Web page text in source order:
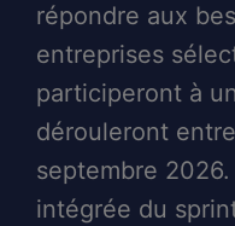
répondre aux
entreprises
participeront à
dérouleront
septembre
intégrée du